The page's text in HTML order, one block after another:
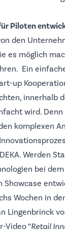
Piloten
den
es möglich
Ein
up
innerhalb
wird.
komplexen
Werden
bei
Showcase
Wochen in
Lingenbrinck
Video “Retail